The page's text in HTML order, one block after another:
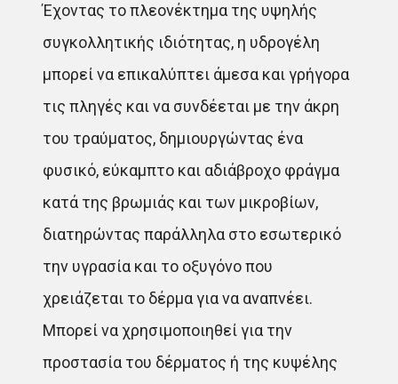
Έχοντας το πλεονέκτημα της υψηλής
συγκολλητικής ιδιότητας, η υδρογέλη
μπορεί να επικαλύπτει άμεσα και γρήγορα
τις πληγές και να συνδέεται με την άκρη
του τραύματος, δημιουργώντας ένα
φυσικό, εύκαμπτο και αδιάβροχο φράγμα
κατά της βρωμιάς και των μικροβίων,
διατηρώντας παράλληλα στο εσωτερικό
την υγρασία και το οξυγόνο που
χρειάζεται το δέρμα για να αναπνέει.
Μπορεί να χρησιμοποιηθεί για την
προστασία του δέρματος ή της κυψέλης